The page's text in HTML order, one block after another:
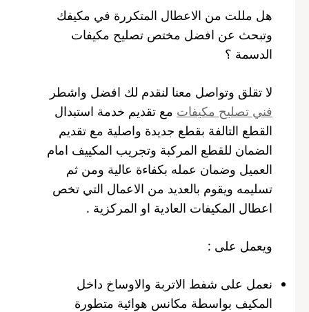
هل مللت من الاعطال المتكررة في مكيفك
وتبحث عن افضل مختص تصليح مكيفات
الدسمة ؟
لا تقلق وتواصل معنا لنقدم لك افضل واشطر
فني تصليح مكيفات مع تقديم خدمة استبدال
القطع التالفة بقطع جديدة واصلية مع تقديم
الضمان للقطع المركبة وتجريب المكييف امام
العميل وضمان عمله بكفاءة عالية ومن ثم
تسليمه ويقوم بالعديد من الاعمال التي تخص
اعطال المكيفات العادية او المركزية .
ويعمل على :
نعمل على شفط الاتربة والاوساخ داخل
المكيف بواسطة مكانس هوائية متطورة